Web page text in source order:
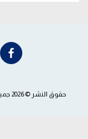
حقوق النشر © 2026 جميع الحقوق محفوظة -